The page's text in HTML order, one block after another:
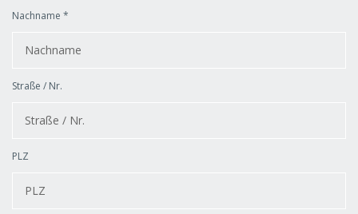
Nachname *
Straße / Nr.
PLZ